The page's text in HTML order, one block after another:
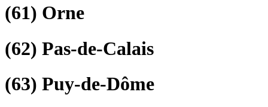
(61) Orne
(62) Pas-de-Calais
(63) Puy-de-Dôme